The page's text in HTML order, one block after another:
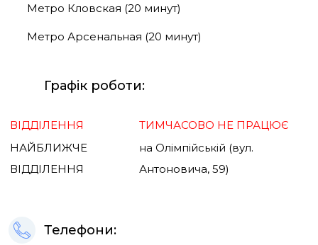
Метро Кловская (20 минут)
Метро Арсенальная (20 минут)
Графік роботи:
ВІДДІЛЕННЯ
ТИМЧАСОВО НЕ ПРАЦЮЄ
НАЙБЛИЖЧЕ
ВІДДІЛЕННЯ
на Олімпійській (вул.
Антоновича, 59)
Телефони: